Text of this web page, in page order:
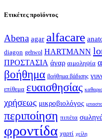
Ετικέτες προϊόντος
Abena agar alfacare
diagon gehwol HARTMANN
ΠΡΟΣΤΑΣΙΑ άγαρ αιμοληψία
βοήθημα βοήθημα βάδισης
επίθεμα ευαισθησίας
χρήσεως μικροβιολόγος
περιποίηση πιπέτα
φροντίδα χαρτί χείλη